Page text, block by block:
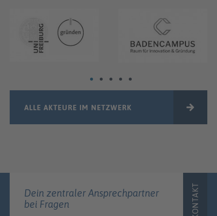
ALLE AKTEURE IM NETZWERK
KONTAKT
Dein zentraler Ansprechpartner
bei Fragen